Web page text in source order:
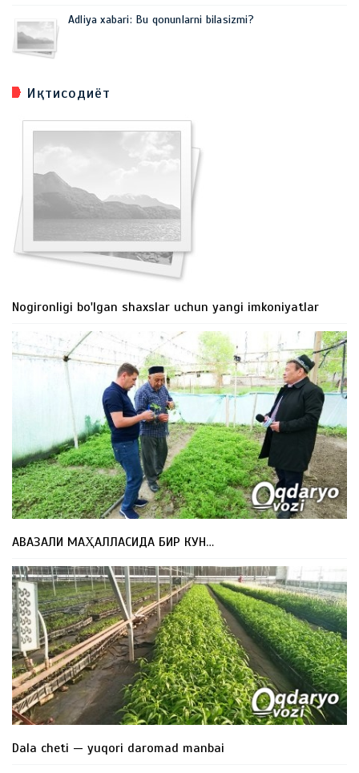
Adliya xabari: Bu qonunlarni bilasizmi?
Иқтисодиёт
Nogironligi bo'lgan shaxslar uchun yangi imkoniyatlar
АВАЗАЛИ МАҲАЛЛАСИДА БИР КУН…
Dala cheti — yuqori daromad manbai